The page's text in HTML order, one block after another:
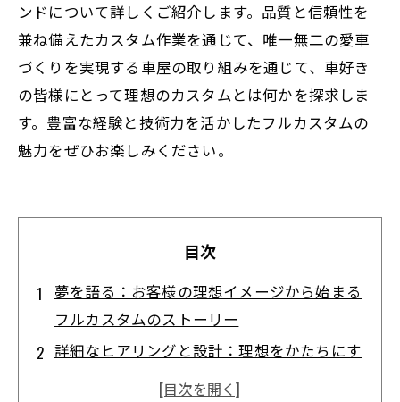
ンドについて詳しくご紹介します。品質と信頼性を
兼ね備えたカスタム作業を通じて、唯一無二の愛車
づくりを実現する車屋の取り組みを通じて、車好き
の皆様にとって理想のカスタムとは何かを探求しま
す。豊富な経験と技術力を活かしたフルカスタムの
魅力をぜひお楽しみください。
目次
夢を語る：お客様の理想イメージから始まる
フルカスタムのストーリー
詳細なヒアリングと設計：理想をかたちにす
るプロセスの核心